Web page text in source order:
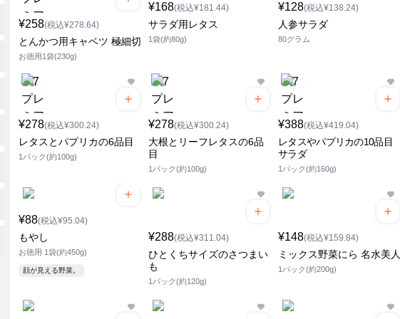
¥258(税込¥278.64)
とんかつ用キャベツ 極細切
お徳用1袋(230g)
¥168(税込¥181.44)
サラダ用レタス
1袋(約80g)
¥128(税込¥138.24)
人参サラダ
80グラム
¥278(税込¥300.24)
レタスとパプリカの6品目
1パック(約100g)
¥278(税込¥300.24)
大根とリーフレタスの6品
目
1パック(約100g)
¥388(税込¥419.04)
レタスやパプリカの10品目
サラダ
1パック(約160g)
¥88(税込¥95.04)
もやし
お徳用 1袋(約450g)
顔が見える野菜。
¥288(税込¥311.04)
ひとくちサイズのさつまい
も
1パック(約120g)
¥148(税込¥159.84)
ミックス野菜にら 名水美人
1パック(約200g)